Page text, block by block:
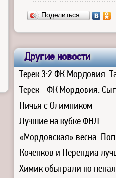
Поделиться…
Другие новости
Терек 3:2 ФК Мордовия.
Терек - ФК Мордовия.
Ничья с Олимпиком
Лучшие на кубке ФНЛ
«Мордовская» весна.
Коченков и Перендиа
Химик обыграли по